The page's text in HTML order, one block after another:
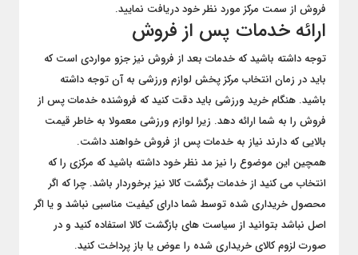
فروش از سمت مرکز مورد نظر خود دریافت نمایید.
ارائه خدمات پس از فروش
توجه داشته باشید که خدمات بعد از فروش نیز جزو مواردی است که
باید در زمان انتخاب مرکز پخش لوازم ورزشی به آن توجه داشته
باشید. هنگام خرید ورزشی باید دقت کنید که فروشنده خدمات پس از
فروش را به شما ارائه دهد. زیرا لوازم ورزشی معمولا به خاطر قیمت
بالایی که دارند نیاز به خدمات پس از فروش خواهند داشت.
همچین این موضوع را نیز مد نظر خود داشته باشید که مرکزی را که
انتخاب می کنید از خدمات برگشت کالا نیز برخوردار باشد. چرا که اگر
محصول خریداری شده توسط شما دارای کیفیت مناسبی نباشد و یا اگر
اصل نباشد بتوانید از سیاست های بازگشت کالا استفاده کنید و در
صورت لزوم کالای خریداری شده را عوض یا باز پرداخت کنید.